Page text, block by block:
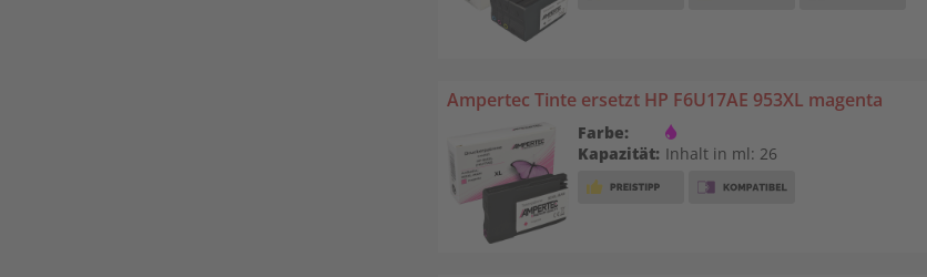
Ampertec Tinte ersetzt HP F6U17AE 953XL magenta
Farbe:
Kapazität: Inhalt in ml: 26